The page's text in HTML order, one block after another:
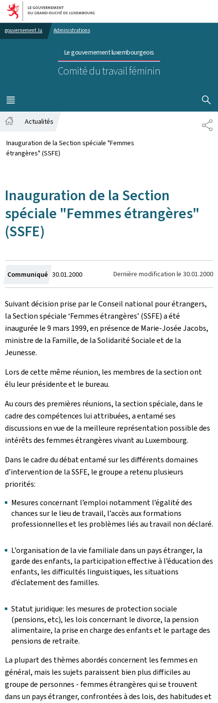
Aller au menu principal
Aller au contenu
gouvernement.lu Administrations
Le gouvernement luxembourgeois
Comité du travail féminin
MENU
PRINCIPAL
Actualités
Inauguration de la Section spéciale "Femmes
étrangères" (SSFE)
Inauguration de la Section
spéciale "Femmes étrangères"
(SSFE)
Communiqué Crée
le
30.01.2000 Dernière modification le 30.01.2000
Suivant décision prise par le Conseil national pour étrangers,
la Section spéciale ‘Femmes étrangères’ (SSFE) a été
inaugurée le 9 mars 1999, en présence de Marie-Josée Jacobs,
ministre de la Famille, de la Solidarité Sociale et de la
Jeunesse.
Lors de cette même réunion, les membres de la section ont
élu leur présidente et le bureau.
Au cours des premières réunions, la section spéciale, dans le
cadre des compétences lui attribuées, a entamé ses
discussions en vue de la meilleure représentation possible des
intérêts des femmes étrangères vivant au Luxembourg.
Dans le cadre du débat entamé sur les différents domaines
d’intervention de la SSFE, le groupe a retenu plusieurs
priorités:
Mesures concernant l’emploi notamment l’égalité des
chances sur le lieu de travail, l’accès aux formations
professionnelles et les problèmes liés au travail non déclaré.
L’organisation de la vie familiale dans un pays étranger, la
garde des enfants, la participation effective à l’éducation des
enfants, les difficultés linguistiques, les situations
d’éclatement des familles.
Statut juridique: les mesures de protection sociale
(pensions, etc), les lois concernant le divorce, la pension
alimentaire, la prise en charge des enfants et le partage des
pensions de retraite.
La plupart des thèmes abordés concernent les femmes en
général, mais les sujets paraissent bien plus difficiles au
groupe de personnes - femmes étrangères qui se trouvent
dans un pays étranger, confrontées à des lois, des habitudes et